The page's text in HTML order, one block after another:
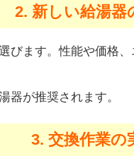
2. 新しい給湯器
びます。性能や価格
器が推奨されます。
3. 交換作業の